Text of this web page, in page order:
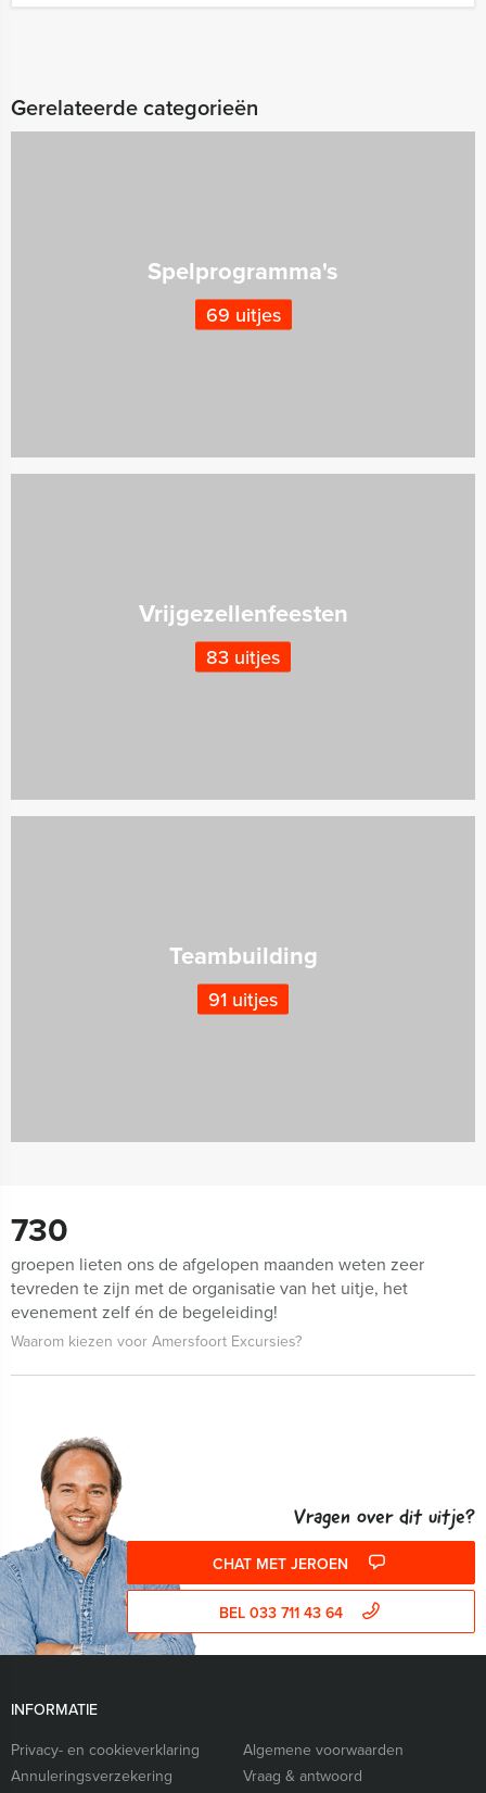
Gerelateerde categorieën
Spelprogramma's
69 uitjes
Vrijgezellenfeesten
83 uitjes
Teambuilding
91 uitjes
730
groepen lieten ons de afgelopen maanden weten zeer
tevreden te zijn met de organisatie van het uitje, het
evenement zelf én de begeleiding!
Waarom kiezen voor Amersfoort Excursies?
Vragen over dit uitje?
CHAT MET JEROEN
BEL 033 711 43 64
INFORMATIE
Privacy- en cookieverklaring
Algemene voorwaarden
Annuleringsverzekering
Vraag & antwoord